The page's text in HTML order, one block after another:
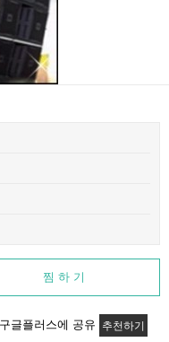
찜하기
추천하기